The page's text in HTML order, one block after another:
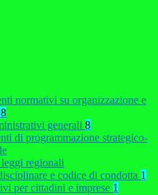
normativi su organizzazione e
generali 8
di programmazione strategico-
leggi regionali
e codice di condotta 1
per cittadini e imprese 1